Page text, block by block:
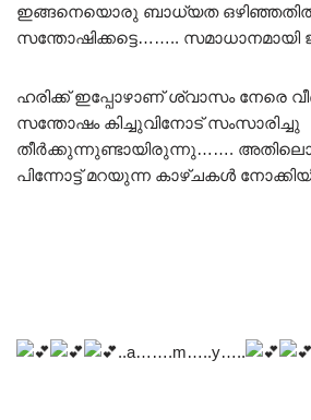
ഇങ്ങനെയൊരു ബാധ്യത
സന്തോഷിക്കട്ടെ…….. സമാധാനമായി
ഹരിക്ക് ഇപ്പോഴാണ് ശ്വാസം നേരെ
സന്തോഷം കിച്ചുവിനോട് സംസാരിച്ചു
തീർക്കുന്നുണ്ടായിരുന്നു…….
പിന്നോട്ട് മറയുന്ന കാഴ്ചകൾ
..a…….m…..y…..